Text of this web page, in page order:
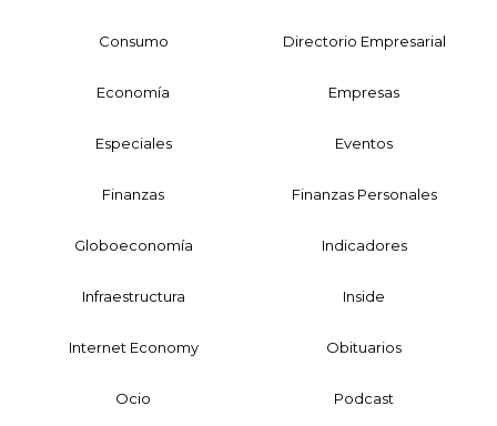
Consumo Directorio Empresarial
Economía Empresas
Especiales Eventos
Finanzas Finanzas Personales
Globoeconomía Indicadores
Infraestructura Inside
Internet Economy Obituarios
Ocio Podcast